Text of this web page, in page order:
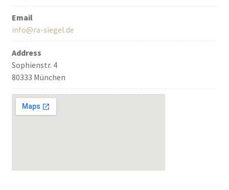
Email
info@ra-siegel.de
Address
Sophienstr. 4
80333 München